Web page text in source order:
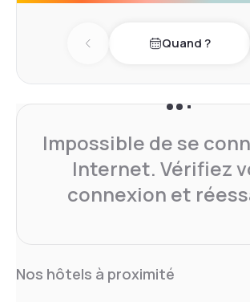
Previous dayQuand ?
Impossible de se
Internet. Vérifiez
connexion et
Nos hôtels à proximité